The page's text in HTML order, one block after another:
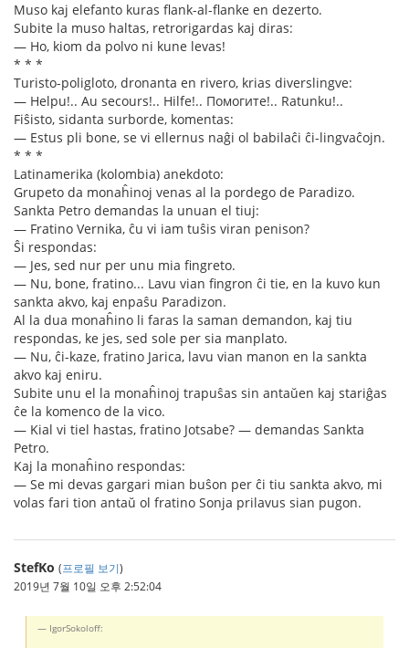
Muso kaj elefanto kuras flank-al-flanke en dezerto.
Subite la muso haltas, retrorigardas kaj diras:
— Ho, kiom da polvo ni kune levas!
* * *
Turisto-poligloto, dronanta en rivero, krias diverslingve:
— Helpu!.. Au secours!.. Hilfe!.. Помогите!.. Ratunku!..
Fiŝisto, sidanta surborde, komentas:
— Estus pli bone, se vi ellernus naĝi ol babilaĉi ĉi-lingvaĉojn.
* * *
Latinamerika (kolombia) anekdoto:
Grupeto da monaĥinoj venas al la pordego de Paradizo.
Sankta Petro demandas la unuan el tiuj:
— Fratino Vernika, ĉu vi iam tuŝis viran penison?
Ŝi respondas:
— Jes, sed nur per unu mia fingreto.
— Nu, bone, fratino... Lavu vian fingron ĉi tie, en la kuvo kun
sankta akvo, kaj enpaŝu Paradizon.
Al la dua monaĥino li faras la saman demandon, kaj tiu
respondas, ke jes, sed sole per sia manplato.
— Nu, ĉi-kaze, fratino Jarica, lavu vian manon en la sankta
akvo kaj eniru.
Subite unu el la monaĥinoj trapuŝas sin antaŭen kaj stariĝas
ĉe la komenco de la vico.
— Kial vi tiel hastas, fratino Jotsabe? — demandas Sankta
Petro.
Kaj la monaĥino respondas:
— Se mi devas gargari mian buŝon per ĉi tiu sankta akvo, mi
volas fari tion antaŭ ol fratino Sonja prilavus sian pugon.
StefKo (프로필 보기)
2019년 7월 10일 오후 2:52:04
IgorSokoloff: